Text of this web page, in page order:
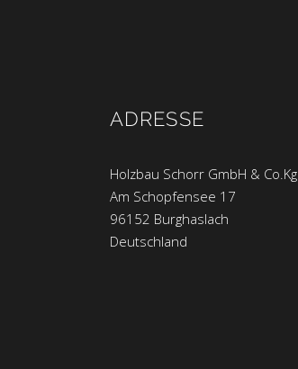
ADRESSE
Holzbau Schorr GmbH & Co.Kg
Am Schopfensee 17
96152 Burghaslach
Deutschland